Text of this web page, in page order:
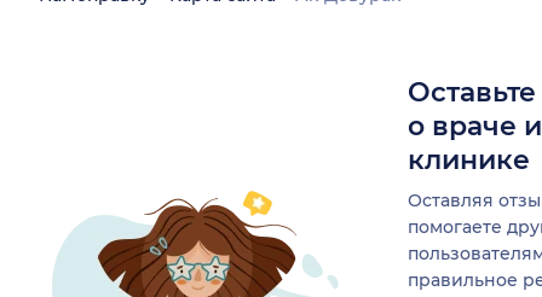
о враче
клинике
Оставляя
помогаете
правильное